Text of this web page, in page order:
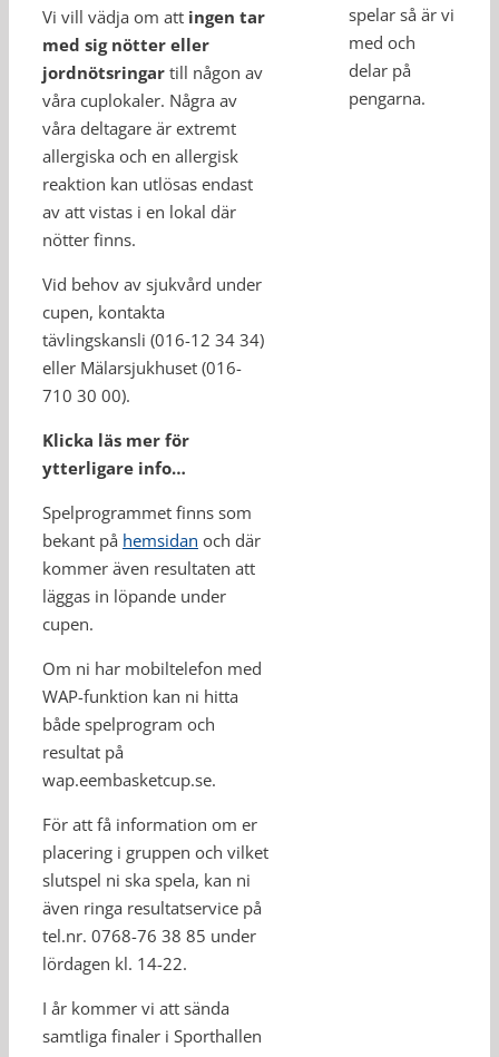
Vi vill vädja om att ingen tar
med sig nötter eller
jordnötsringar till någon av
våra cuplokaler. Några av
våra deltagare är extremt
allergiska och en allergisk
reaktion kan utlösas endast
av att vistas i en lokal där
nötter finns.
Vid behov av sjukvård under
cupen, kontakta
tävlingskansli (016-12 34 34)
eller Mälarsjukhuset (016-
710 30 00).
Klicka läs mer för
ytterligare info…
Spelprogrammet finns som
bekant på hemsidan och där
kommer även resultaten att
läggas in löpande under
cupen.
Om ni har mobiltelefon med
WAP-funktion kan ni hitta
både spelprogram och
resultat på
wap.eembasketcup.se.
För att få information om er
placering i gruppen och vilket
slutspel ni ska spela, kan ni
även ringa resultatservice på
tel.nr. 0768-76 38 85 under
lördagen kl. 14-22.
I år kommer vi att sända
samtliga finaler i Sporthallen
spelar så är vi
med och
delar på
pengarna.